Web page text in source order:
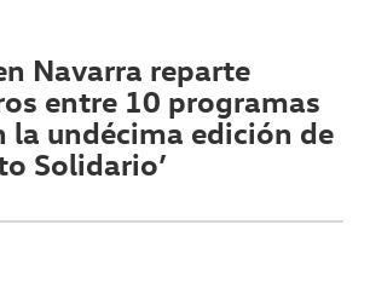
Navarra reparte
entre 10 programas
la undécima edición de
Solidario’